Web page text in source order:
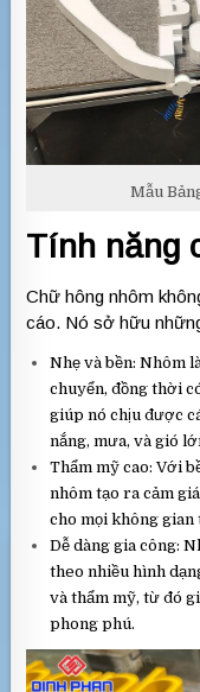
Mẫu
Tính năng
Chữ hông nhôm
cáo. Nó sở hữu
Nhẹ và bền: Nhôm
chuyển, đồng thời
giúp nó chịu được
nắng, mưa, và gió
Thẩm mỹ cao: Với
nhôm tạo ra cảm
cho mọi không gian
Dễ dàng gia công:
theo nhiều hình
và thẩm mỹ, từ đó
phong phú.